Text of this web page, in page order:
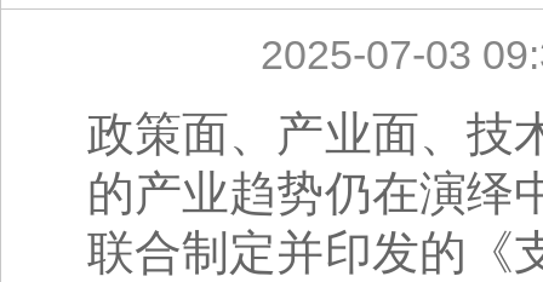
2025-07-03
政策面、产业面、技
的产业趋势仍在演绎
联合制定并印发的《